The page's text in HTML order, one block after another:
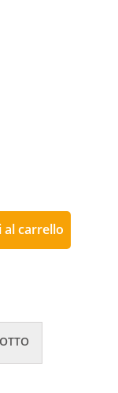
al carrello